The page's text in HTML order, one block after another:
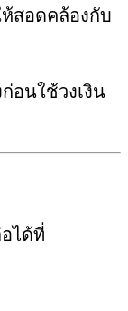
สอดคล้องกับ
อนใช้วงเงิน
ได้ที่